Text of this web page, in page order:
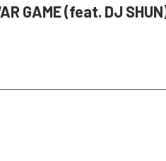
GAME (feat. DJ